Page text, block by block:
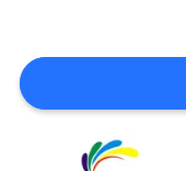
DEMANDE
DE